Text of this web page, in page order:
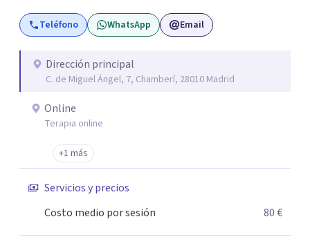
terapia de pareja y sexual, así como el tratamiento de
problemas emocionales, obsesiones, ansiedad , estrés,
además con un servicio de hipnosis regresiva para el
trabajo de "Terapia del Alma".
Teléfono WhatsApp Email
Dirección principal
C. de Miguel Ángel, 7, Chamberí, 28010 Madrid
Online
Terapia online
+1 más
Servicios y precios
Costo medio por sesión
80 €